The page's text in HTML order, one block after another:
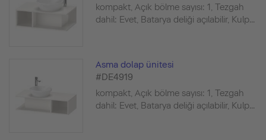
kompakt, Açık bölme sayısı: 1, Tezgah
dahil: Evet, Batarya deliği açılabilir, Kulp...
Asma dolap ünitesi
#DE4919
kompakt, Açık bölme sayısı: 1, Tezgah
dahil: Evet, Batarya deliği açılabilir, Kulp...